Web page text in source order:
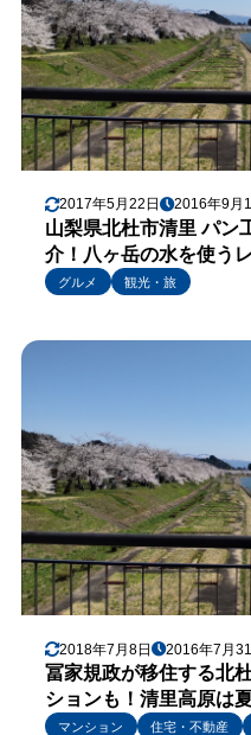
2017年5月22日 2016年9月
山梨県北杜市清里 パン
介！八ヶ岳の水を使う
グルメ
観光・旅
2018年7月8日 2016年7月
冨家規政が移住する北
ションも！清里高原は
マンション 住宅・不動産